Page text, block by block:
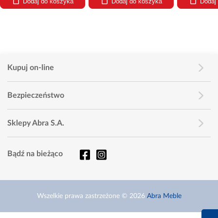
Kupuj on-line
Bezpieczeństwo
Sklepy Abra S.A.
Bądź na bieżąco
Wszelkie prawa zastrzeżone © 2026 Abra Meble